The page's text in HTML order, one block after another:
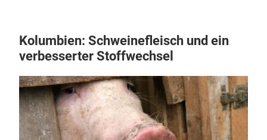
Kolumbien: Schweinefleisch und ein
verbesserter Stoffwechsel